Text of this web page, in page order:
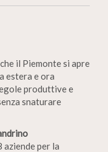
il Piemonte si apre
estera e ora
produttive e
snaturare
per la